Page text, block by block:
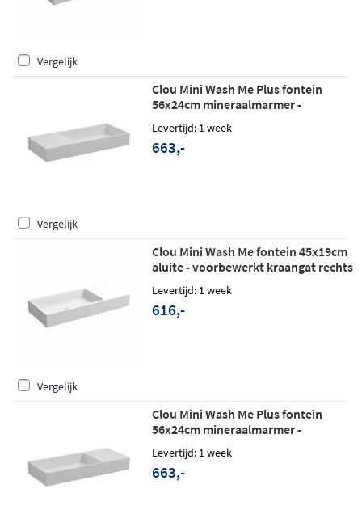
Vergelijk
Clou Mini Wash Me Plus fontein
56x24cm mineraalmarmer -
voorbewerkt kraangat links - glans
wit
Levertijd: 1 week
663,-
Vergelijk
Clou Mini Wash Me fontein 45x19cm
aluite - voorbewerkt kraangat rechts
Levertijd: 1 week
616,-
Vergelijk
Clou Mini Wash Me Plus fontein
56x24cm mineraalmarmer -
wit
Levertijd: 1 week
663,-